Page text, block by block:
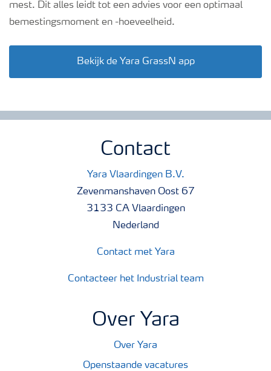
mest. Dit alles leidt tot een advies voor een optimaal
bemestingsmoment en -hoeveelheid.
Bekijk de Yara GrassN app
Contact
Yara Vlaardingen B.V.
Zevenmanshaven Oost 67
3133 CA Vlaardingen
Nederland
Contact met Yara
Contacteer het Industrial team
Over Yara
Over Yara
Openstaande vacatures